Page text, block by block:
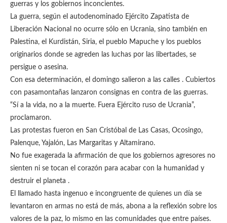
guerras y los gobiernos inconcientes.
La guerra, según el autodenominado Ejército Zapatista de
Liberación Nacional no ocurre sólo en Ucrania, sino también en
Palestina, el Kurdistán, Siria, el pueblo Mapuche y los pueblos
originarios donde se agreden las luchas por las libertades, se
persigue o asesina.
Con esa determinación, el domingo salieron a las calles . Cubiertos
con pasamontañas lanzaron consignas en contra de las guerras.
“Sí a la vida, no a la muerte. Fuera Ejército ruso de Ucrania”,
proclamaron.
Las protestas fueron en San Cristóbal de Las Casas, Ocosingo,
Palenque, Yajalón, Las Margaritas y Altamirano.
No fue exagerada la afirmación de que los gobiernos agresores no
sienten ni se tocan el corazón para acabar con la humanidad y
destruir el planeta .
El llamado hasta ingenuo e incongruente de quienes un día se
levantaron en armas no está de más, abona a la reflexión sobre los
valores de la paz, lo mismo en las comunidades que entre países.